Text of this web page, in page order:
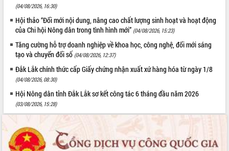
Lắk
Khơi thông điểm nghẽn, đẩy nhanh
giải ngân vốn khắc phục thiên tai
HĐND tỉnh thông qua điều chỉnh Quy
hoạch tỉnh thời kỳ 2021-2030
Hội thảo góp ý hồ sơ điều chỉnh quy
hoạch tỉnh Đắk Lắk thời kỳ 2021-2030,
tầm nhìn đến năm 2050
Nâng cao hiệu quả hoạt động của các
doanh nghiệp nhà nước
Hội nghị triển khai kết nối mạng
truyền số liệu chuyên dùng phục vụ cơ
quan Đảng, Nhà nước
(04/08/2026, 16:30)
Hội thảo “Đổi mới nội dung, nâng cao chất lượng sinh hoạt và hoạt động
của Chi hội Nông dân trong tình hình mới” (04/08/2026, 15:23)
Tăng cường hỗ trợ doanh nghiệp về khoa học, công nghệ, đổi mới sáng
tạo và chuyển đổi số (04/08/2026, 12:37)
Đắk Lắk chính thức cấp Giấy chứng nhận xuất xứ hàng hóa từ ngày 1/8
(04/08/2026, 08:30)
Hội Nông dân tỉnh Đắk Lắk sơ kết công tác 6 tháng đầu năm 2026
(03/08/2026, 15:28)